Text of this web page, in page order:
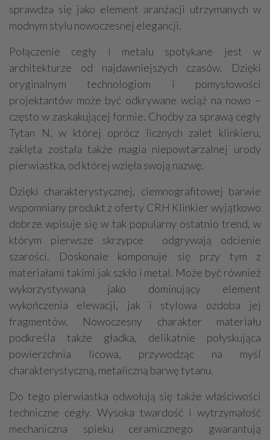
sprawdza się jako element aranżacji utrzymanych w
modnym stylu nowoczesnej elegancji.
Połączenie cegły i metalu spotykane jest w
architekturze od najdawniejszych czasów. Dzięki
oryginalnym technologiom i pomysłowości
projektantów może być odkrywane wciąż na nowo –
często w zaskakującej formie. Choćby za sprawą cegły
Tytan N, w której oprócz licznych zalet klinkieru,
zaklęta została także magia niepowtarzalnej urody
pierwiastka, od której wzięła swoją nazwę.
Dzięki charakterystycznej, ciemnografitowej barwie
wspomniany produkt z oferty CRH Klinkier wyjątkowo
dobrze wpisuje się w tak popularny ostatnio trend, w
którym pierwsze skrzypce odgrywają odcienie
szarości. Doskonale komponuje się przy tym z
materiałami takimi jak szkło i metal. Może być również
wykorzystywana jako dominujący element
wykończenia elewacji, jak i stylowa ozdoba jej
fragmentów. Nowoczesny charakter materiału
podkreśla także gładka, delikatnie połyskująca
powierzchnia licowa, przywodząc na myśl
charakterystyczną, metaliczną barwę tytanu.
Do tego pierwiastka odwołują się także właściwości
techniczne cegły. Wysoka twardość i wytrzymałość
mechaniczna spieku ceramicznego gwarantują